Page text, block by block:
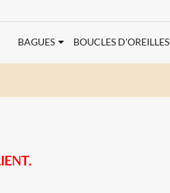
BAGUES BOUCLES D'OREILLES